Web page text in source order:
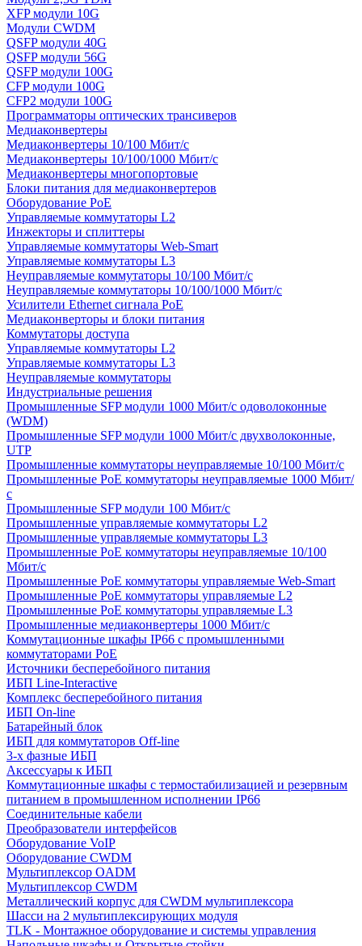
XFP модули 10G
Модули CWDM
QSFP модули 40G
QSFP модули 56G
QSFP модули 100G
CFP модули 100G
CFP2 модули 100G
Программаторы оптических трансиверов
Медиаконвертеры
Медиаконвертеры 10/100 Мбит/с
Медиаконвертеры 10/100/1000 Мбит/c
Медиаконвертеры многопортовые
Блоки питания для медиаконвертеров
Оборудование PoE
Управляемые коммутаторы L2
Инжекторы и сплиттеры
Управляемые коммутаторы Web-Smart
Управляемые коммутаторы L3
Неуправляемые коммутаторы 10/100 Мбит/с
Неуправляемые коммутаторы 10/100/1000 Мбит/с
Усилители Ethernet сигнала PoE
Медиаконверторы и блоки питания
Коммутаторы доступа
Управляемые коммутаторы L2
Управляемые коммутаторы L3
Неуправляемые коммутаторы
Индустриальные решения
Промышленные SFP модули 1000 Мбит/c одоволоконные
(WDM)
Промышленные SFP модули 1000 Мбит/c двухволоконные,
UTP
Промышленные коммутаторы неуправляемые 10/100 Мбит/с
Промышленные PoE коммутаторы неуправляемые 1000 Мбит/
с
Промышленные SFP модули 100 Мбит/c
Промышленные управляемые коммутаторы L2
Промышленные управляемые коммутаторы L3
Промышленные PoE коммутаторы неуправляемые 10/100
Мбит/с
Промышленные PoE коммутаторы управляемые Web-Smart
Промышленные PoE коммутаторы управляемые L2
Промышленные PoE коммутаторы управляемые L3
Промышленные медиаконвертеры 1000 Мбит/с
Коммутационные шкафы IP66 c промышленными
коммутаторами PoE
Источники бесперебойного питания
ИБП Line-Interactive
Комплекс бесперебойного питания
ИБП On-line
Батарейный блок
ИБП для коммутаторов Off-line
3-х фазные ИБП
Аксессуары к ИБП
Коммутационные шкафы с термостабилизацией и резервным
питанием в промышленном исполнении IP66
Соединительные кабели
Преобразователи интерфейсов
Оборудование VoIP
Оборудование CWDM
Мультиплекcор OADM
Мультиплексор CWDM
Металлический корпус для CWDM мультиплексора
Шасси на 2 мультиплексирующих модуля
TLK - Монтажное оборудование и системы управления